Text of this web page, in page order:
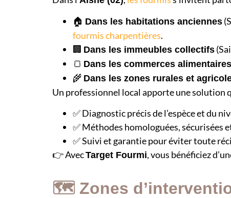
🏠 Dans les habitations anciennes
fourmis charpentières.
🏢 Dans les immeubles collectifs
🍞 Dans les commerces
🌾 Dans les zones rurales et
Un professionnel local apporte une solution
✅ Diagnostic précis de l’espèce et du
✅ Méthodes homologuées, sécurisées
✅ Suivi et garantie pour éviter toute
👉 AvecTarget Fourmi, vous bénéficiez
🗺️ Zones